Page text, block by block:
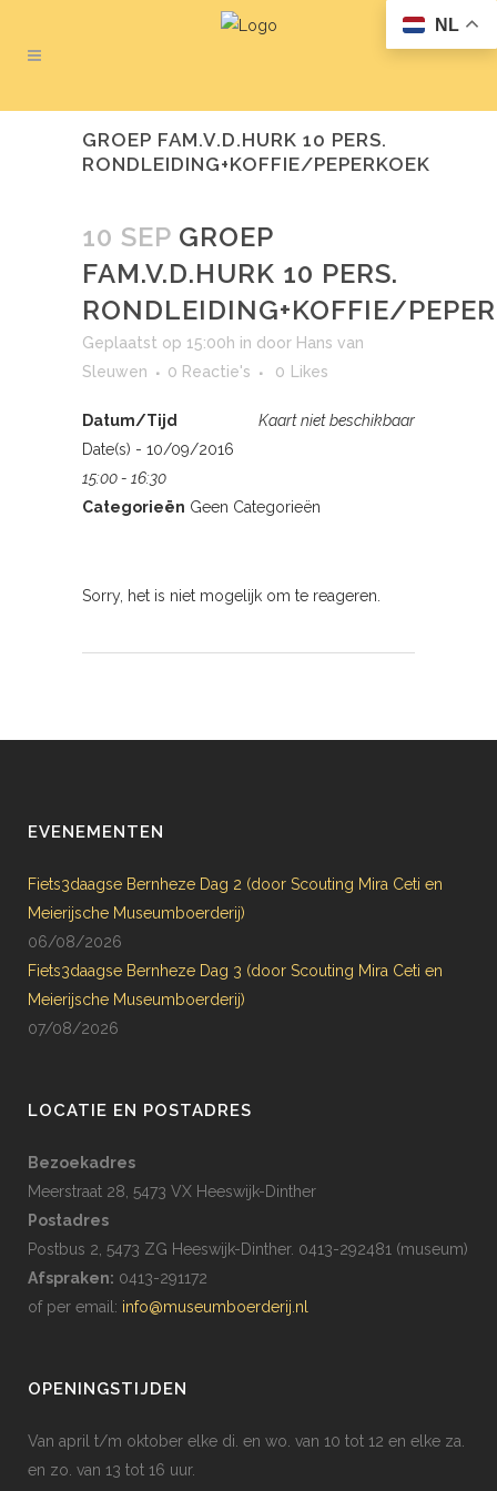
GROEP FAM.V.D.HURK 10 PERS.
RONDLEIDING+KOFFIE/PEPERKOEK
10 SEP GROEP
FAM.V.D.HURK 10 PERS.
RONDLEIDING+KOFFIE/
Geplaatst op 15:00h in door Hans van
Sleuwen
0 Reactie's 0 Likes
Kaart niet beschikbaar
Datum/Tijd
Date(s) - 10/09/2016
15:00 - 16:30
Categorieën Geen Categorieën
Sorry, het is niet mogelijk om te reageren.
EVENEMENTEN
Fiets3daagse Bernheze Dag 2 (door Scouting Mira Ceti en
Meierijsche Museumboerderij)
06/08/2026
Fiets3daagse Bernheze Dag 3 (door Scouting Mira Ceti en
Meierijsche Museumboerderij)
07/08/2026
LOCATIE EN POSTADRES
Bezoekadres
Meerstraat 28, 5473 VX Heeswijk-Dinther
Postadres
Postbus 2, 5473 ZG Heeswijk-Dinther. 0413-292481 (museum)
Afspraken: 0413-291172
of per email: info@museumboerderij.nl
OPENINGSTIJDEN
Van april t/m oktober elke di. en wo. van 10 tot 12 en elke za.
en zo. van 13 tot 16 uur.
NL